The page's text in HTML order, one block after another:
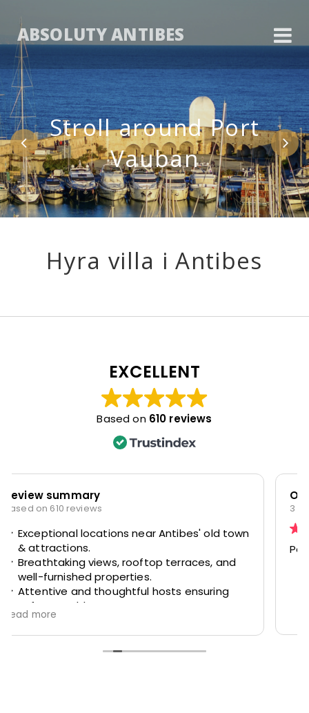
Stroll around Port
Vauban
ABSOLUTY ANTIBES
Hyra villa i Antibes
EXCELLENT
Based on 610 reviews
Oliver
3 August 2026
Perfect